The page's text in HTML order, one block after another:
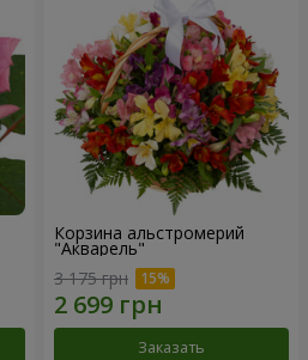
Корзина альстромерий
"Акварель"
3 175 грн
Заказать